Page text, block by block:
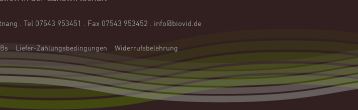
Tel 07543 953451 . Fax 07543 953452 info@biovid.de
Liefer-Zahlungsbedingungen Widerrufsbelehrung